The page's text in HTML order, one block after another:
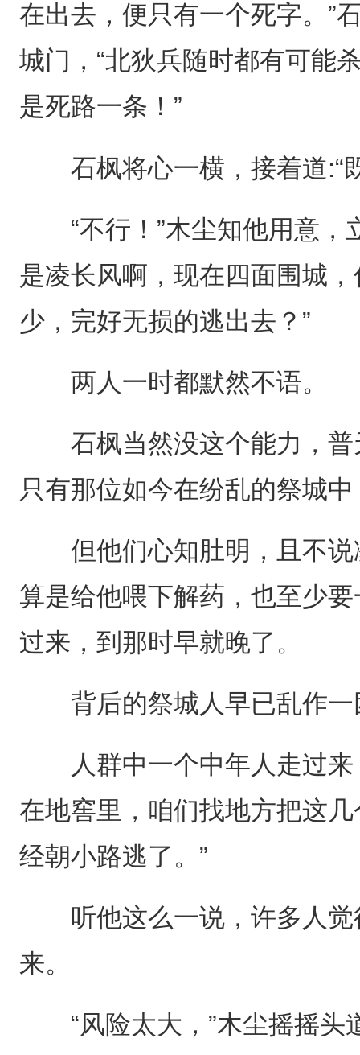
在出去，便只有一个死字。”
城门，“北狄兵随时都有可能
是死路一条！”
石枫将心一横，接着道:“
“不行！”木尘知他用意，
是凌长风啊，现在四面围城
少，完好无损的逃出去？”
两人一时都默然不语。
石枫当然没这个能力，普
只有那位如今在纷乱的祭城
但他们心知肚明，且不说
算是给他喂下解药，也至少
过来，到那时早就晚了。
背后的祭城人早已乱作一
人群中一个中年人走过来
在地窖里，咱们找地方把这
经朝小路逃了。”
听他这么一说，许多人觉
来。
“风险太大，”木尘摇摇头